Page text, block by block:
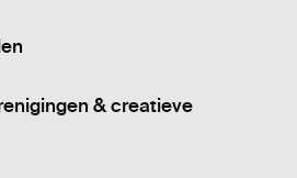
& creatieve